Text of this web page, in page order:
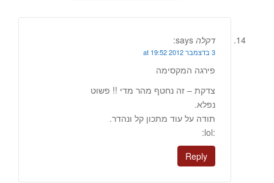
דקלה says:
3 בדצמבר 2012 at 19:52
פירגה המקסימה
צדקת – זה נחטף מהר מדי !! פשוט
נפלא.
תודה על עוד מתכון קל ונהדר.
:lol:
Reply